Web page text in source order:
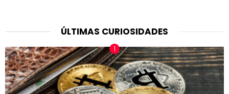
ÚLTIMAS CURIOSIDADES